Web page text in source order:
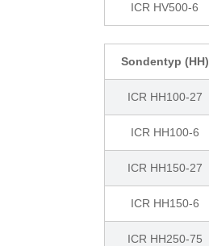
ICR HV500-6
Sondentyp (HH)
ICR HH100-27
ICR HH100-6
ICR HH150-27
ICR HH150-6
ICR HH250-75